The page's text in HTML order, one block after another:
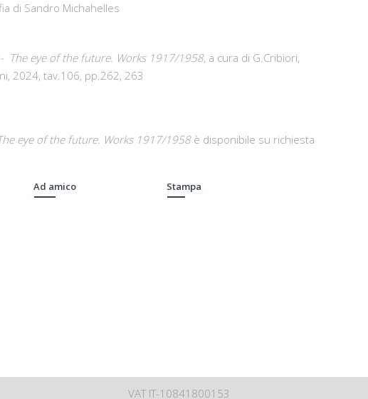
di Sandro Michahelles
- The eye of the future. Works 1917/1958, a cura di G.Cribiori,
2024, tav.106, pp.262, 263
eye of the future. Works 1917/1958è disponibile su richiesta
Ad amico Stampa
VAT IT-10841800153